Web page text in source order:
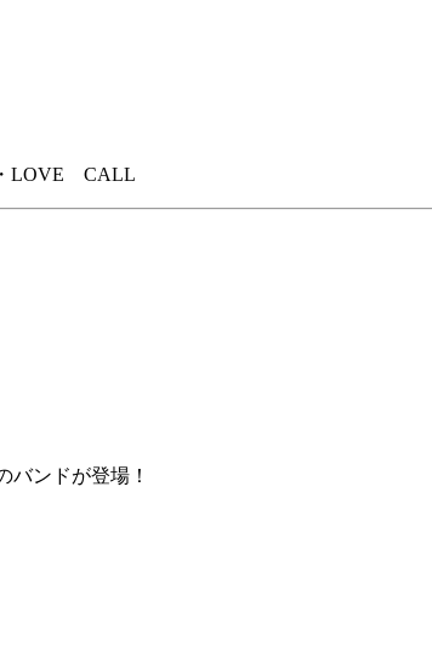
LOVE CALL
バンドが登場！